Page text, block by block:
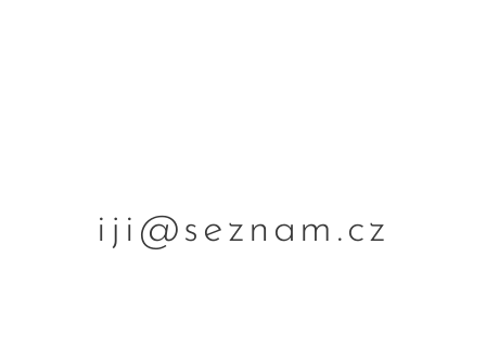
iji@seznam.cz